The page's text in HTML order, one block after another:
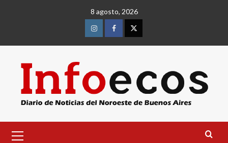
8 agosto, 2026
InstagramFacebookTwitter
primario